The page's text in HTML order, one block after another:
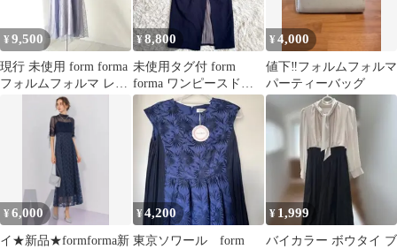
¥ 9,500
現行 未使用 form forma
フォルムフォルマ レー
スプリーツドレス 13
¥8,800
未使用タグ付 form
forma ワンピースドレ
ス プリーツ ネイビー
¥4,000
値下‼️フォルムフォルマ
パーティーバッグ
¥6,000
イ★新品★formforma新
¥4,200
東京ソワール form
¥ 1,999
バイカラー ボウタイ ブ